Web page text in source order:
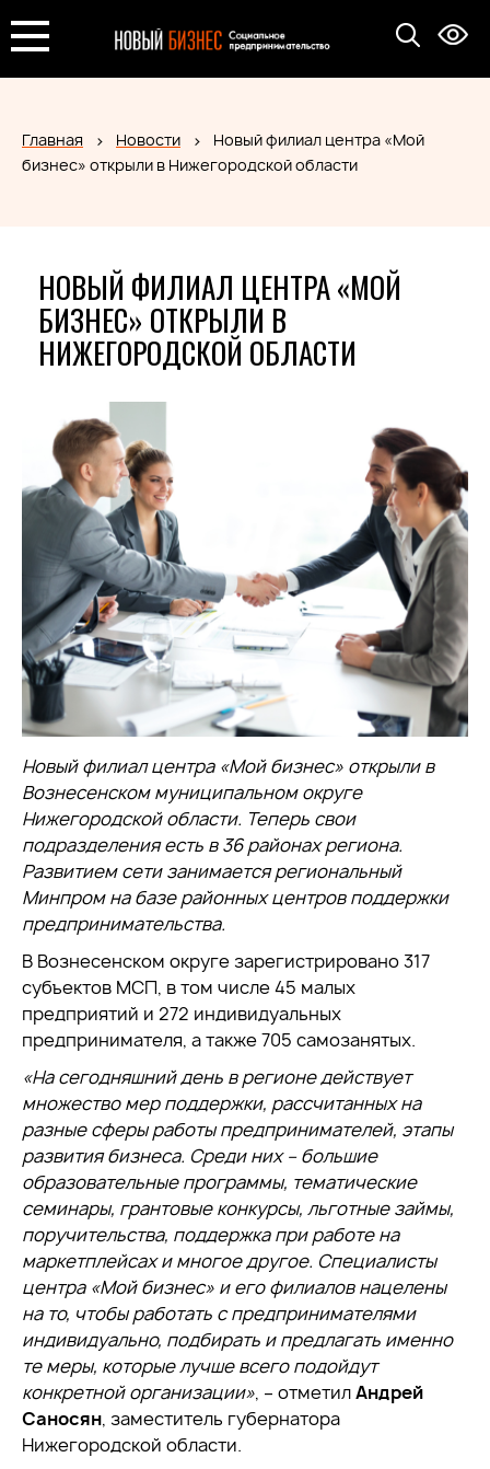
Главная Новости
Новый филиал центра «Мой
бизнес» открыли в Нижегородской области
НОВЫЙ ФИЛИАЛ ЦЕНТРА «МОЙ
БИЗНЕС» ОТКРЫЛИ В
НИЖЕГОРОДСКОЙ ОБЛАСТИ
Новый филиал центра «Мой бизнес» открыли в
Вознесенском муниципальном округе
Нижегородской области. Теперь свои
подразделения есть в 36 районах региона.
Развитием сети занимается региональный
Минпром на базе районных центров поддержки
предпринимательства.
В Вознесенском округе зарегистрировано 317
субъектов МСП, в том числе 45 малых
предприятий и 272 индивидуальных
предпринимателя, а также 705 самозанятых.
«На сегодняшний день в регионе действует
множество мер поддержки, рассчитанных на
разные сферы работы предпринимателей, этапы
развития бизнеса. Среди них – большие
образовательные программы, тематические
семинары, грантовые конкурсы, льготные займы,
поручительства, поддержка при работе на
маркетплейсах и многое другое. Специалисты
центра «Мой бизнес» и его филиалов нацелены
на то, чтобы работать с предпринимателями
индивидуально, подбирать и предлагать именно
те меры, которые лучше всего подойдут
конкретной организации», – отметилАндрей
Саносян, заместитель губернатора
Нижегородской области.